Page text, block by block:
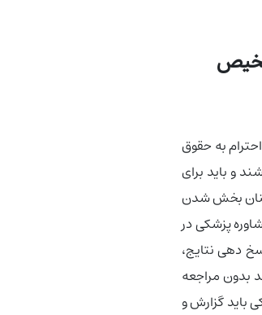
به حقوق
و باید برای
بخش شدن
پزشکی در
دهی نتایج،
بدون مراجعه
باید گزارش و